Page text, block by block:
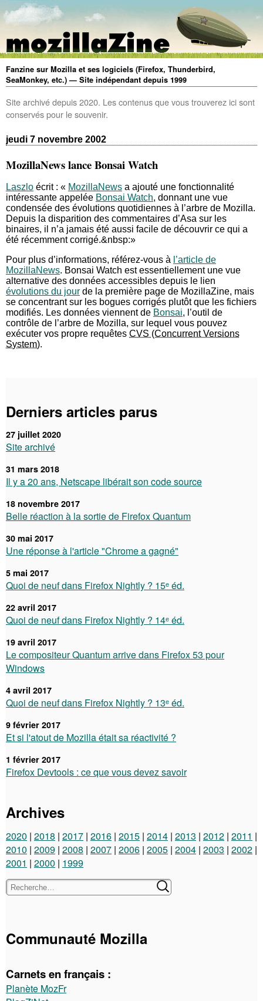
Fanzine sur Mozilla et ses logiciels (Firefox, Thunderbird,
SeaMonkey, etc.) — Site indépendant depuis 1999
Site archivé depuis 2020. Les contenus que vous trouverez ici sont
conservés pour le souvenir.
jeudi 7 novembre 2002
MozillaNews lance Bonsai Watch
Laszlo écrit : « MozillaNews a ajouté une fonctionnalité
intéressante appelée Bonsai Watch, donnant une vue
condensée des évolutions quotidiennes à l’arbre de Mozilla.
Depuis la disparition des commentaires d’Asa sur les
binaires, il n’a jamais été aussi facile de découvrir ce qui a
été récemment corrigé.&nbsp:»
Pour plus d’informations, référez-vous à l’article de
MozillaNews. Bonsai Watch est essentiellement une vue
alternative des données accessibles depuis le lien
évolutions du jour de la première page de MozillaZine, mais
se concentrant sur les bogues corrigés plutôt que les fichiers
modifiés. Les données viennent de Bonsai, l’outil de
contrôle de l’arbre de Mozilla, sur lequel vous pouvez
exécuter vos propre requêtes CVS
.
Derniers articles parus
27 juillet 2020
Site archivé
31 mars 2018
Il y a 20 ans, Netscape libérait son code source
18 novembre 2017
Belle réaction à la sortie de Firefox Quantum
30 mai 2017
Une réponse à l'article "Chrome a gagné"
5 mai 2017
Quoi de neuf dans Firefox Nightly ? 15ᵉ éd.
22 avril 2017
Quoi de neuf dans Firefox Nightly ? 14ᵉ éd.
19 avril 2017
Le compositeur Quantum arrive dans Firefox 53 pour
Windows
4 avril 2017
Quoi de neuf dans Firefox Nightly ? 13ᵉ éd.
9 février 2017
Et si l'atout de Mozilla était sa réactivité ?
1 février 2017
Firefox Devtools : ce que vous devez savoir
Archives
2020 2018 2017 2016 2015 2014 2013 2012 2011
2010 2009 2008 2007 2006 2005 2004 2003 2002
2001
2000 1999
Communauté Mozilla
Carnets en français :
Planète MozFr